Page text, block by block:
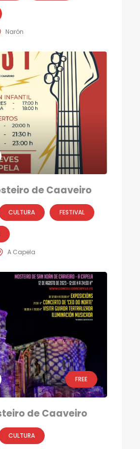
Narón
de Caaveiro
CULTURA FESTIVAL
A Capela
FREE
de Caaveiro
CULTURA